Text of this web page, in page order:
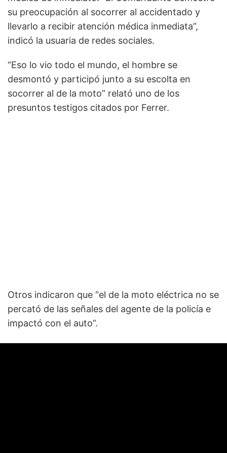
su preocupación al socorrer al accidentado y
llevarlo a recibir atención médica inmediata”,
indicó la usuaria de redes sociales.
“Eso lo vio todo el mundo, el hombre se
desmontó y participó junto a su escolta en
socorrer al de la moto” relató uno de los
presuntos testigos citados por Ferrer.
Otros indicaron que “el de la moto eléctrica no se
percató de las señales del agente de la policía e
impactó con el auto”.